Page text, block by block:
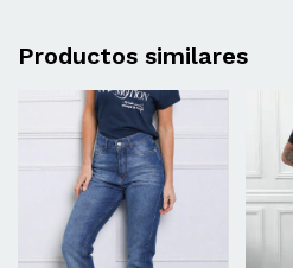
Productos similares